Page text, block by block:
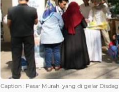
Caption : Pasar Murah yang di gelar